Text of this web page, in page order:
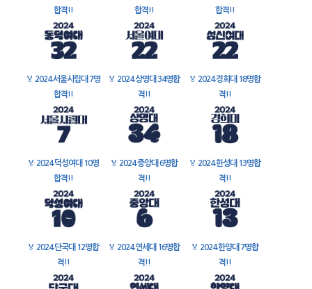
합격!!
합격!!
합격!!
🏅 2024 서울시립대 7명
합격!!
🏅 2024 상명대 34명합
격!!
🏅 2024 경희대 18명합
격!!
🏅 2024 덕성여대 10명
합격!!
🏅 2024 중앙대 6명합
격!!
🏅 2024 한성대 13명합
격!!
🏅 2024 단국대 12명합
격!!
🏅 2024 연세대 16명합
격!!
🏅 2024 한양대 7명합
격!!